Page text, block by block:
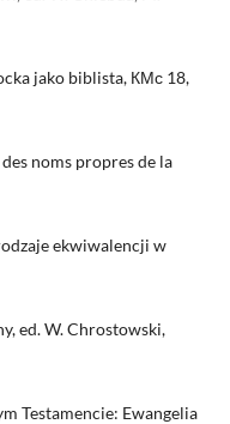
jako biblista, КМс 18,
noms propres de la
ekwiwalencji w
ed. W. Chrostowski,
Testamencie: Ewangelia